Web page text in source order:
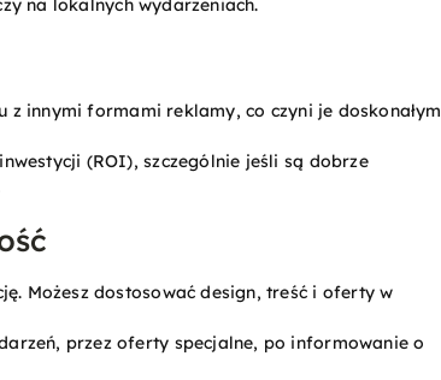
na lokalnych wydarzeniach.
innymi formami reklamy, co czyni je doskonałym
(ROI), szczególnie jeśli są dobrze
Możesz dostosować design, treść i oferty w
przez oferty specjalne, po informowanie o